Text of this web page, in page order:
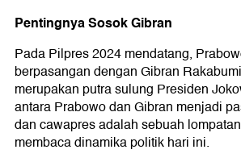
Pentingnya Sosok Gibran
Pada Pilpres 2024 mendatang,
berpasangan dengan Gibran
merupakan putra sulung Presiden
antara Prabowo dan Gibran menjadi
dan cawapres adalah sebuah
membaca dinamika politik hari ini.